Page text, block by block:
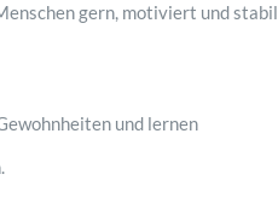
gern, motiviert und stabil
und lernen